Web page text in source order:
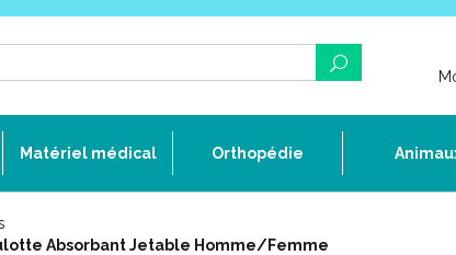
Matériel médical Orthopédie
Absorbant Jetable Homme/Femme